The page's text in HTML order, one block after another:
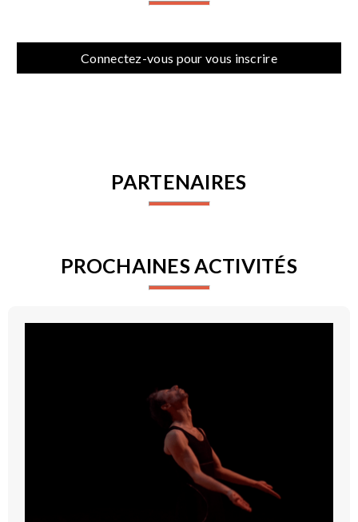
Connectez-vous pour vous inscrire
PARTENAIRES
PROCHAINES ACTIVITÉS